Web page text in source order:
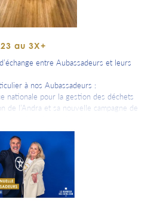
au 3X+
entre Aubassadeurs et leurs
à nos Aubassadeurs :
nationale pour la gestion des déchets
de l’Andra et sa nouvelle campagne de
REGAZZONI et Marjorie Solmon de la
Philip, artiste designer, Ulysse Delsaux,
double champion du monde de Footgolf,
Matthis Chapotot, musicien et
font du bruit ».